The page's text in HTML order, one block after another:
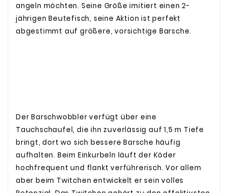
angeln möchten. Seine Größe imitiert einen 2-
jährigen Beutefisch, seine Aktion ist perfekt
abgestimmt auf größere, vorsichtige Barsche.
Der Barschwobbler verfügt über eine
Tauchschaufel, die ihn zuverlässig auf 1,5 m Tiefe
bringt, dort wo sich bessere Barsche häufig
aufhalten. Beim Einkurbeln läuft der Köder
hochfrequent und flankt verführerisch. Vor allem
aber beim Twitchen entwickelt er sein volles